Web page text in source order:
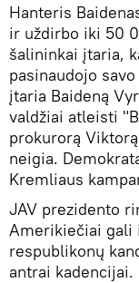
Hanteris
ir uždirbo iki 50
šalininkai įtaria,
pasinaudojo
įtaria Baideną
valdžiai atleisti
prokurorą
neigia.
Kremliaus
JAV prezidento
Amerikiečiai gali
respublikonų
antrai kadencijai.